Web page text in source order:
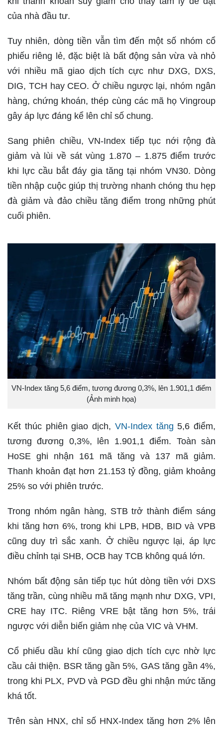
của nhà đầu tư.
Tuy nhiên, dòng tiền vẫn tìm đến một số nhóm cổ
phiếu riêng lẻ, đặc biệt là bất động sản vừa và nhỏ
với nhiều mã giao dịch tích cực như DXG, DXS,
DIG, TCH hay CEO. Ở chiều ngược lại, nhóm ngân
hàng, chứng khoán, thép cùng các mã họ Vingroup
gây áp lực đáng kể lên chỉ số chung.
Sang phiên chiều, VN-Index tiếp tục nới rộng đà
giảm và lùi về sát vùng 1.870 – 1.875 điểm trước
khi lực cầu bắt đáy gia tăng tại nhóm VN30. Dòng
tiền nhập cuộc giúp thị trường nhanh chóng thu hẹp
đà giảm và đảo chiều tăng điểm trong những phút
cuối phiên.
VN-Index tăng 5,6 điểm, tương đương 0,3%, lên 1.901,1 điểm
(Ảnh minh họa)
Kết thúc phiên giao dịch, VN-Index tăng 5,6 điểm,
tương đương 0,3%, lên 1.901,1 điểm. Toàn sàn
HoSE ghi nhận 161 mã tăng và 137 mã giảm.
Thanh khoản đạt hơn 21.153 tỷ đồng, giảm khoảng
25% so với phiên trước.
Trong nhóm ngân hàng, STB trở thành điểm sáng
khi tăng hơn 6%, trong khi LPB, HDB, BID và VPB
cũng duy trì sắc xanh. Ở chiều ngược lại, áp lực
điều chỉnh tại SHB, OCB hay TCB không quá lớn.
Nhóm bất động sản tiếp tục hút dòng tiền với DXS
tăng trần, cùng nhiều mã tăng mạnh như DXG, VPI,
CRE hay ITC. Riêng VRE bật tăng hơn 5%, trái
ngược với diễn biến giảm nhẹ của VIC và VHM.
Cổ phiếu dầu khí cũng giao dịch tích cực nhờ lực
cầu cải thiện. BSR tăng gần 5%, GAS tăng gần 4%,
trong khi PLX, PVD và PGD đều ghi nhận mức tăng
khá tốt.
Trên sàn HNX, chỉ số HNX-Index tăng hơn 2% lên